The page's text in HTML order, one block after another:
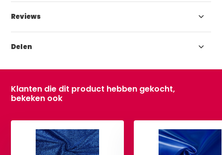
Reviews
Delen
Klanten die dit product hebben gekocht,
bekeken ook